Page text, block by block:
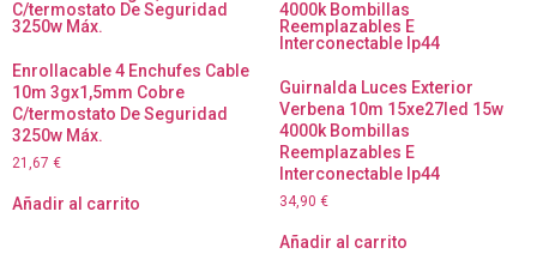
Enrollacable 4 Enchufes Cable
10m 3gx1,5mm Cobre
C/termostato De Seguridad
3250w Máx.
21,67 €
Añadir al carrito
Guirnalda Luces Exterior
Verbena 10m 15xe27led 15w
4000k Bombillas
Reemplazables E
Interconectable Ip44
34,90 €
Añadir al carrito